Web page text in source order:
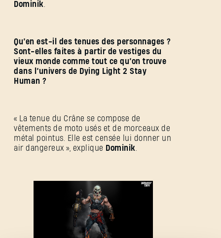
Dominik
Qu’en est-il des tenues des personnages ?
Sont-elles faites à partir de vestiges du
vieux monde comme tout ce qu’on trouve
dans l’univers de Dying Light 2 Stay
Human ?
« La tenue du Crâne se compose de
vêtements de moto usés et de morceaux de
métal pointus. Elle est censée lui donner un
air dangereux », explique Dominik
SE CONNECTER